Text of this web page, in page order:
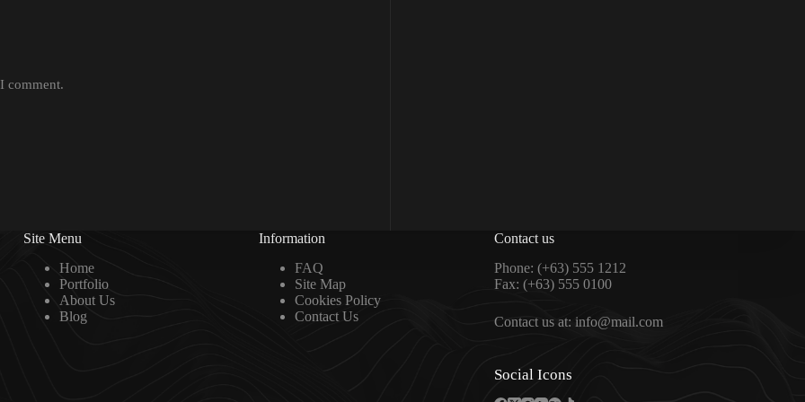
comment.
Site Menu
Home
Portfolio
About Us
Blog
Information
FAQ
Site Map
Cookies Policy
Contact Us
Contact us
Phone: (+63) 555 1212
Fax: (+63) 555 0100
Contact us at: info@mail.com
Social Icons